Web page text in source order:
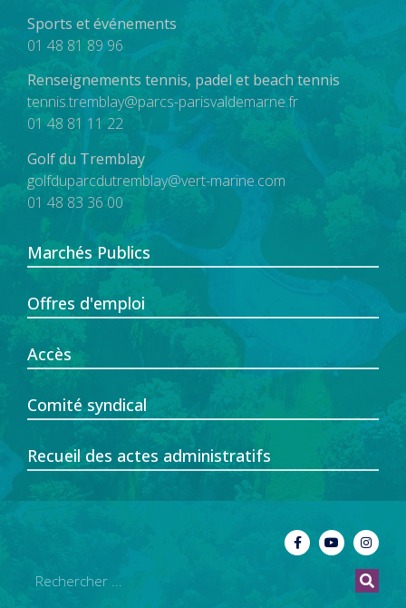
Sports et événements
01 48 81 89 96
Renseignements tennis, padel et beach tennis
tennis.tremblay@parcs-parisvaldemarne.fr
01 48 81 11 22
Golf du Tremblay
golfduparcdutremblay@vert-marine.com
01 48 83 36 00
Marchés Publics
Offres d'emploi
Accès
Comité syndical
Recueil des actes administratifs